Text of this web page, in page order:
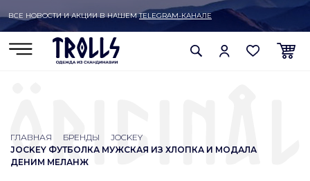
ВСЕ НОВОСТИ И АКЦИИ В НАШЕМTELEGRAM-КАНАЛЕ
ГЛАВНАЯ БРЕНДЫ
JOCKEY
JOCKEY ФУТБОЛКА МУЖСКАЯ ИЗ ХЛОПКА И МОДАЛА
ДЕНИМ МЕЛАНЖ